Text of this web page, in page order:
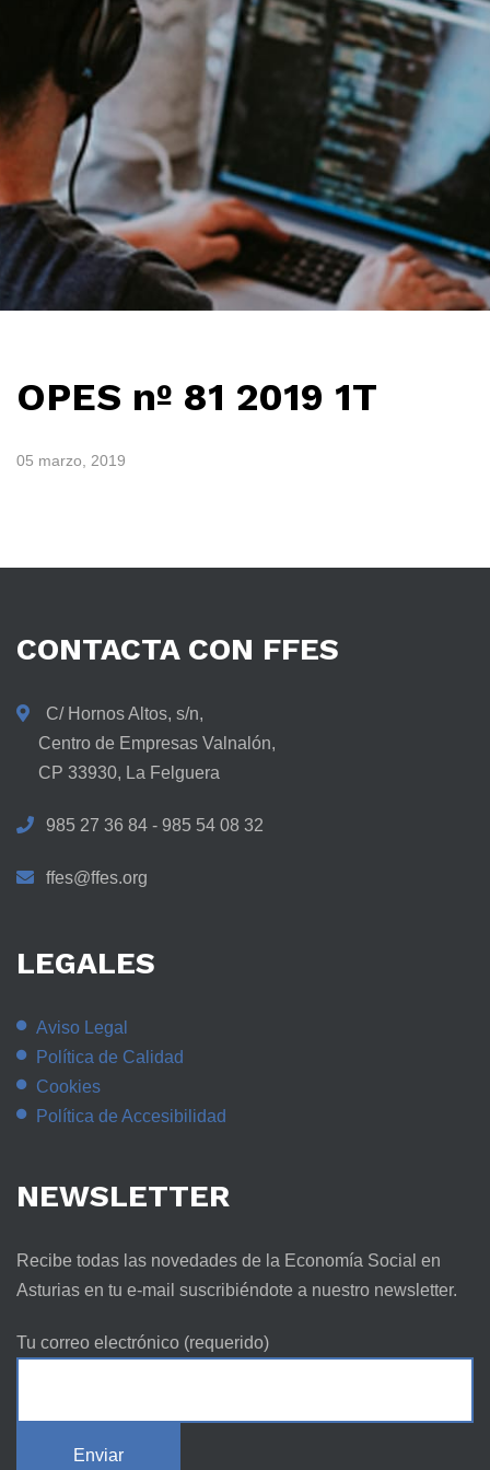
OPES nº 81 2019 1T
05 marzo, 2019
CONTACTA CON FFES
C/ Hornos Altos, s/n,
Centro de Empresas Valnalón,
CP 33930, La Felguera
985 27 36 84 - 985 54 08 32
ffes@ffes.org
LEGALES
Aviso Legal
Política de Calidad
Cookies
Política de Accesibilidad
NEWSLETTER
Recibe todas las novedades de la Economía Social en
Asturias en tu e-mail suscribiéndote a nuestro newsletter.
Tu correo electrónico (requerido)